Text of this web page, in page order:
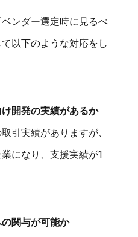
ンダー選定時に見るべ
以下のような対応をし
開発の実績があるか
引実績がありますが、
になり、支援実績が1
の関与が可能か